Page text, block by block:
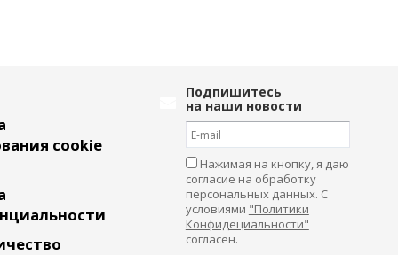
cookie
Подпишитесь
на наши новости
Нажимая на кнопку, я даю
согласие на обработку
персональных данных. С
условиями "Политики
Конфидециальности"
согласен.